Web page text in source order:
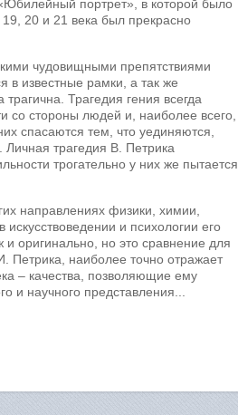
портрет», в которой было
20 и 21 века был прекрасно
чудовищными препятствиями
в известные рамки, а так же
Трагедия гения всегда
со стороны людей и, наиболее всего,
спасаются тем, что уединяются,
трагедия В. Петрика
трогательно у них же пытается
направлениях физики, химии,
и психологии его
оригинально, но это сравнение для
Петрика, наиболее точно отражает
– качества, позволяющие ему
и научного представления...